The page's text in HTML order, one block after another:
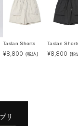
Taslan Shorts
¥8,800 (税込)
Taslan
¥8,800 (税